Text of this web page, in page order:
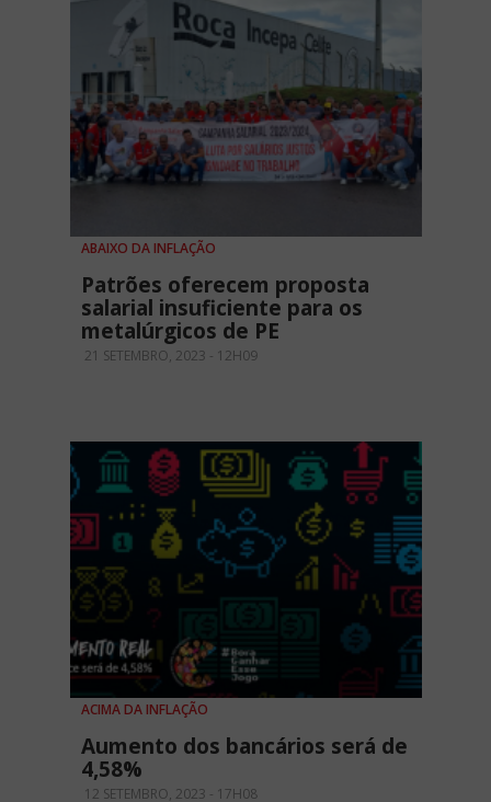
ABAIXO DA INFLAÇÃO
Patrões oferecem proposta
salarial insuficiente para os
metalúrgicos de PE
21 SETEMBRO, 2023 - 12H09
ACIMA DA INFLAÇÃO
Aumento dos bancários será de
4,58%
12 SETEMBRO, 2023 - 17H08